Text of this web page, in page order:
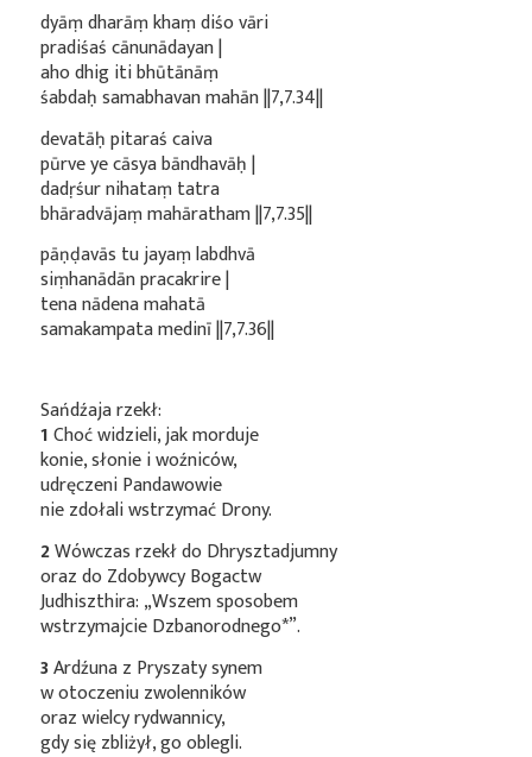
dyāṃ dharāṃ khaṃ diśo vāri
pradiśaś cānunādayan |
aho dhig iti bhūtānāṃ
śabdaḥ samabhavan mahān ||7,7.34||
devatāḥ pitaraś caiva
pūrve ye cāsya bāndhavāḥ |
dadṛśur nihataṃ tatra
bhāradvājaṃ mahāratham ||7,7.35||
pāṇḍavās tu jayaṃ labdhvā
siṃhanādān pracakrire |
tena nādena mahatā
samakampata medinī ||7,7.36||
Sańdźaja rzekł:
1Choć widzieli, jak morduje
konie, słonie i woźniców,
udręczeni Pandawowie
nie zdołali wstrzymać Drony.
2Wówczas rzekł do Dhrysztadjumny
oraz do Zdobywcy Bogactw
Judhiszthira: „Wszem sposobem
wstrzymajcieDzbanorodnego*”.
3Ardźuna z Pryszaty synem
w otoczeniu zwolenników
oraz wielcy rydwannicy,
gdy się zbliżył, go oblegli.